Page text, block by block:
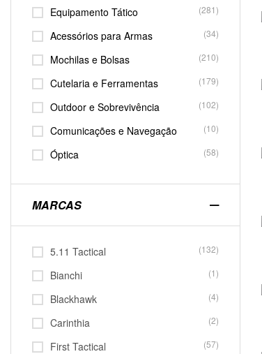
Equipamento Tático (281)
Acessórios para Armas (34)
Mochilas e Bolsas (210)
Cutelaria e Ferramentas (179)
Outdoor e Sobrevivência (102)
Comunicações e Navegação (10)
Óptica (58)
MARCAS
5.11 Tactical (132)
Bianchi (1)
Blackhawk (4)
Carinthia (2)
First Tactical (57)